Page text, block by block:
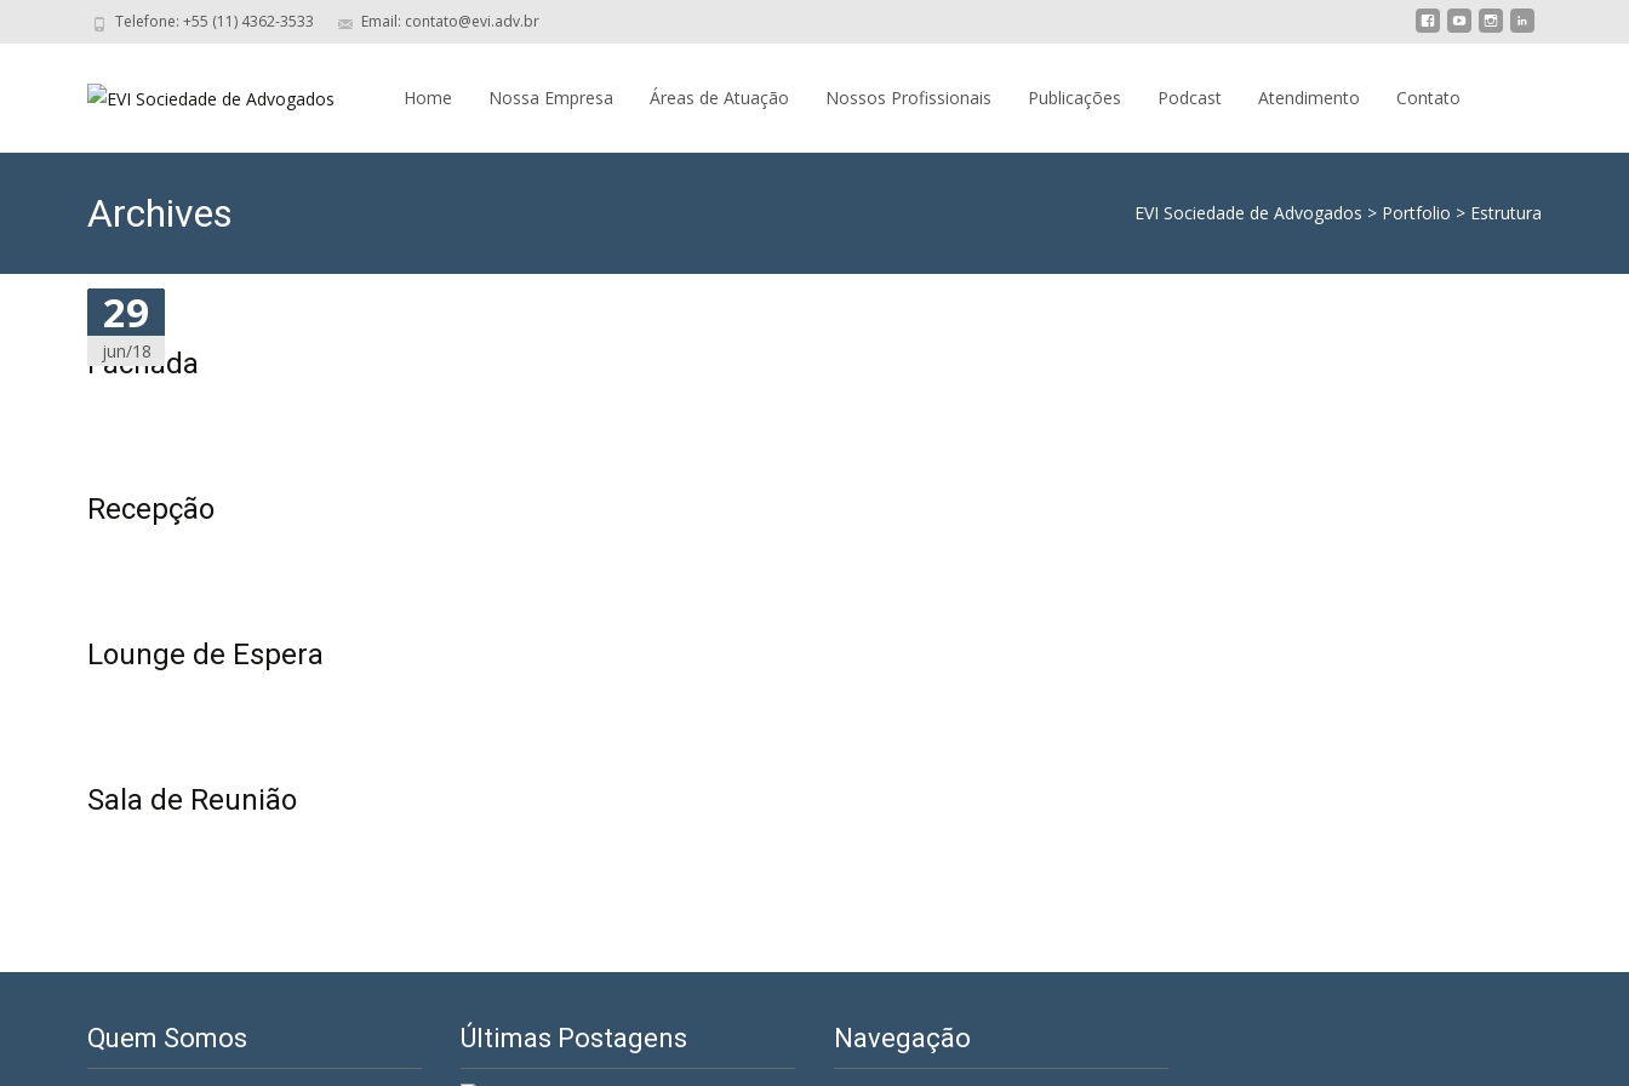
Telefone: +55 (11) 4362-3533 Email: contato@evi.adv.br
Home Nossa Empresa Áreas de Atuação Nossos Profissionais Publicações Podcast Atendimento Contato
Archives EVI Sociedade de Advogados > Portfolio > Estrutura
29
jun/18
Fachada
29
jun/18
Recepção
29
jun/18
Lounge de Espera
29
jun/18
Sala de Reunião
Quem Somos Últimas Postagens Navegação